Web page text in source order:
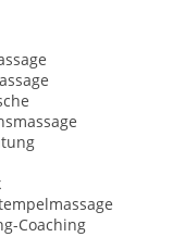
Coaching